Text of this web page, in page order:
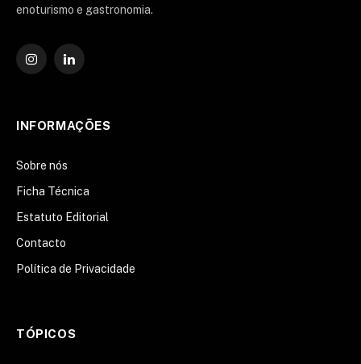
enoturismo e gastronomia.
Instagram
O
INFORMAÇÕES
Sobre nós
Ficha Técnica
Estatuto Editorial
Contacto
Política de Privacidade
TÓPICOS